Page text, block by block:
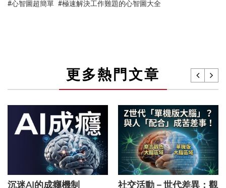
#心智圖超簡單 #極速解決工作難題的心智圖大全
更多熱門文章
沉迷AI的成癮機制
社交活動－世代差異：觀